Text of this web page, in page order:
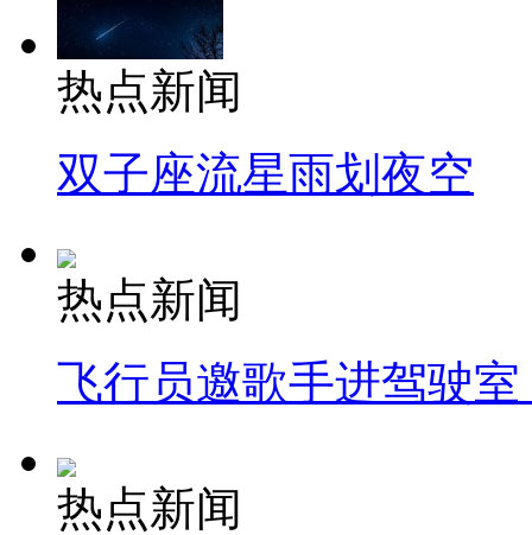
热点新闻
双子座流星雨划夜空
热点新闻
飞行员邀歌手进驾驶
热点新闻